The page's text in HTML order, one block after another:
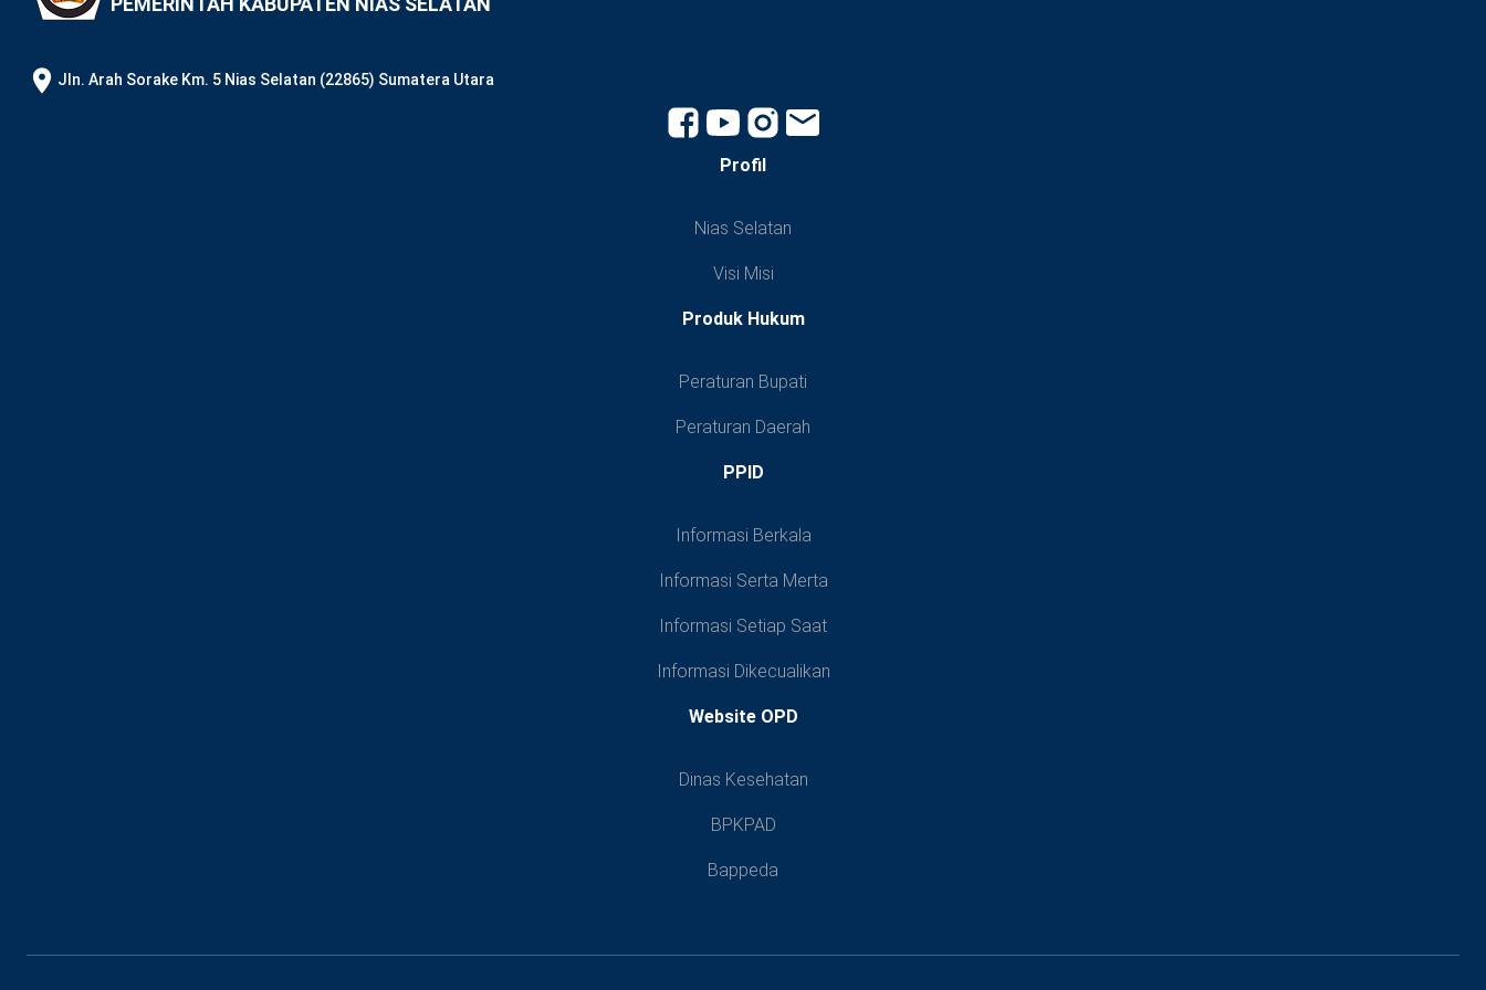
JIn. Arah Sorake Km. 5 Nias Selatan (22865) Sumatera Utara
Profil
Nias Selatan
Visi Misi
Produk Hukum
Peraturan Bupati
Peraturan Daerah
PPID
Informasi Berkala
Informasi Serta Merta
Informasi Setiap Saat
Informasi Dikecualikan
Website OPD
Dinas Kesehatan
BPKPAD
Bappeda